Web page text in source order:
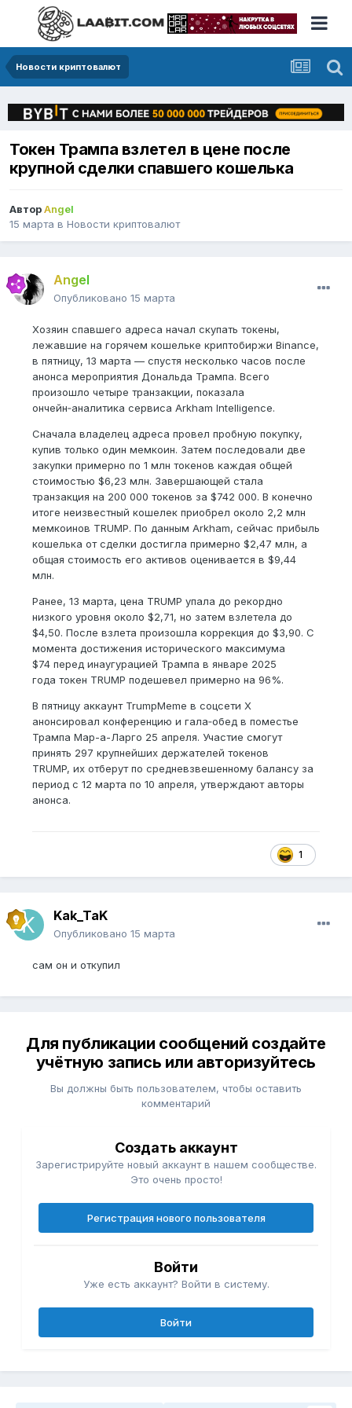
Новости криптовалют
Токен Трампа взлетел в цене после
крупной сделки спавшего кошелька
АвторAngel
15 марта в Новости криптовалют
Angel
Опубликовано 15 марта
Хозяин спавшего адреса начал скупать токены,
лежавшие на горячем кошельке криптобиржи Binance,
в пятницу, 13 марта — спустя несколько часов после
анонса мероприятия Дональда Трампа. Всего
произошло четыре транзакции, показала
ончейн‑аналитика сервиса Arkham Intelligence.
Сначала владелец адреса провел пробную покупку,
купив только один мемкоин. Затем последовали две
закупки примерно по 1 млн токенов каждая общей
стоимостью $6,23 млн. Завершающей стала
транзакция на 200 000 токенов за $742 000. В конечно
итоге неизвестный кошелек приобрел около 2,2 млн
мемкоинов TRUMP. По данным Arkham, сейчас прибыль
кошелька от сделки достигла примерно $2,47 млн, а
общая стоимость его активов оценивается в $9,44
млн.
Ранее, 13 марта, цена TRUMP упала до рекордно
низкого уровня около $2,71, но затем взлетела до
$4,50. После взлета произошла коррекция до $3,90. С
момента достижения исторического максимума
$74 перед инаугурацией Трампа в январе 2025
года токен TRUMP подешевел примерно на 96%.
В пятницу аккаунт TrumpMeme в соцсети X
анонсировал конференцию и гала‑обед в поместье
Трампа Мар-а-Ларго 25 апреля. Участие смогут
принять 297 крупнейших держателей токенов
TRUMP, их отберут по средневзвешенному балансу за
период с 12 марта по 10 апреля, утверждают авторы
анонса.
1
Kak_TaK
Опубликовано 15 марта
сам он и откупил
Для публикации сообщений создайте
учётную запись или авторизуйтесь
Вы должны быть пользователем, чтобы оставить
комментарий
Создать аккаунт
Зарегистрируйте новый аккаунт в нашем сообществе.
Это очень просто!
Регистрация нового пользователя
Войти
Уже есть аккаунт? Войти в систему.
Войти